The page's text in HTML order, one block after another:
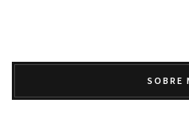
SOBRE